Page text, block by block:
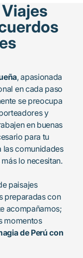
, apasionada
en cada paso
se preocupa
y
en buenas
para tu
las comunidades
lo necesitan.
paisajes
preparadas con
acompañamos;
momentos
de Perú con